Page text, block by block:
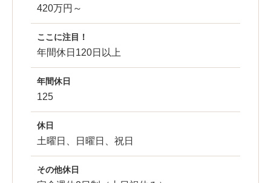
420万円～
ここに注目！
年間休日120日以上
年間休日
125
休日
土曜日、日曜日、祝日
その他休日